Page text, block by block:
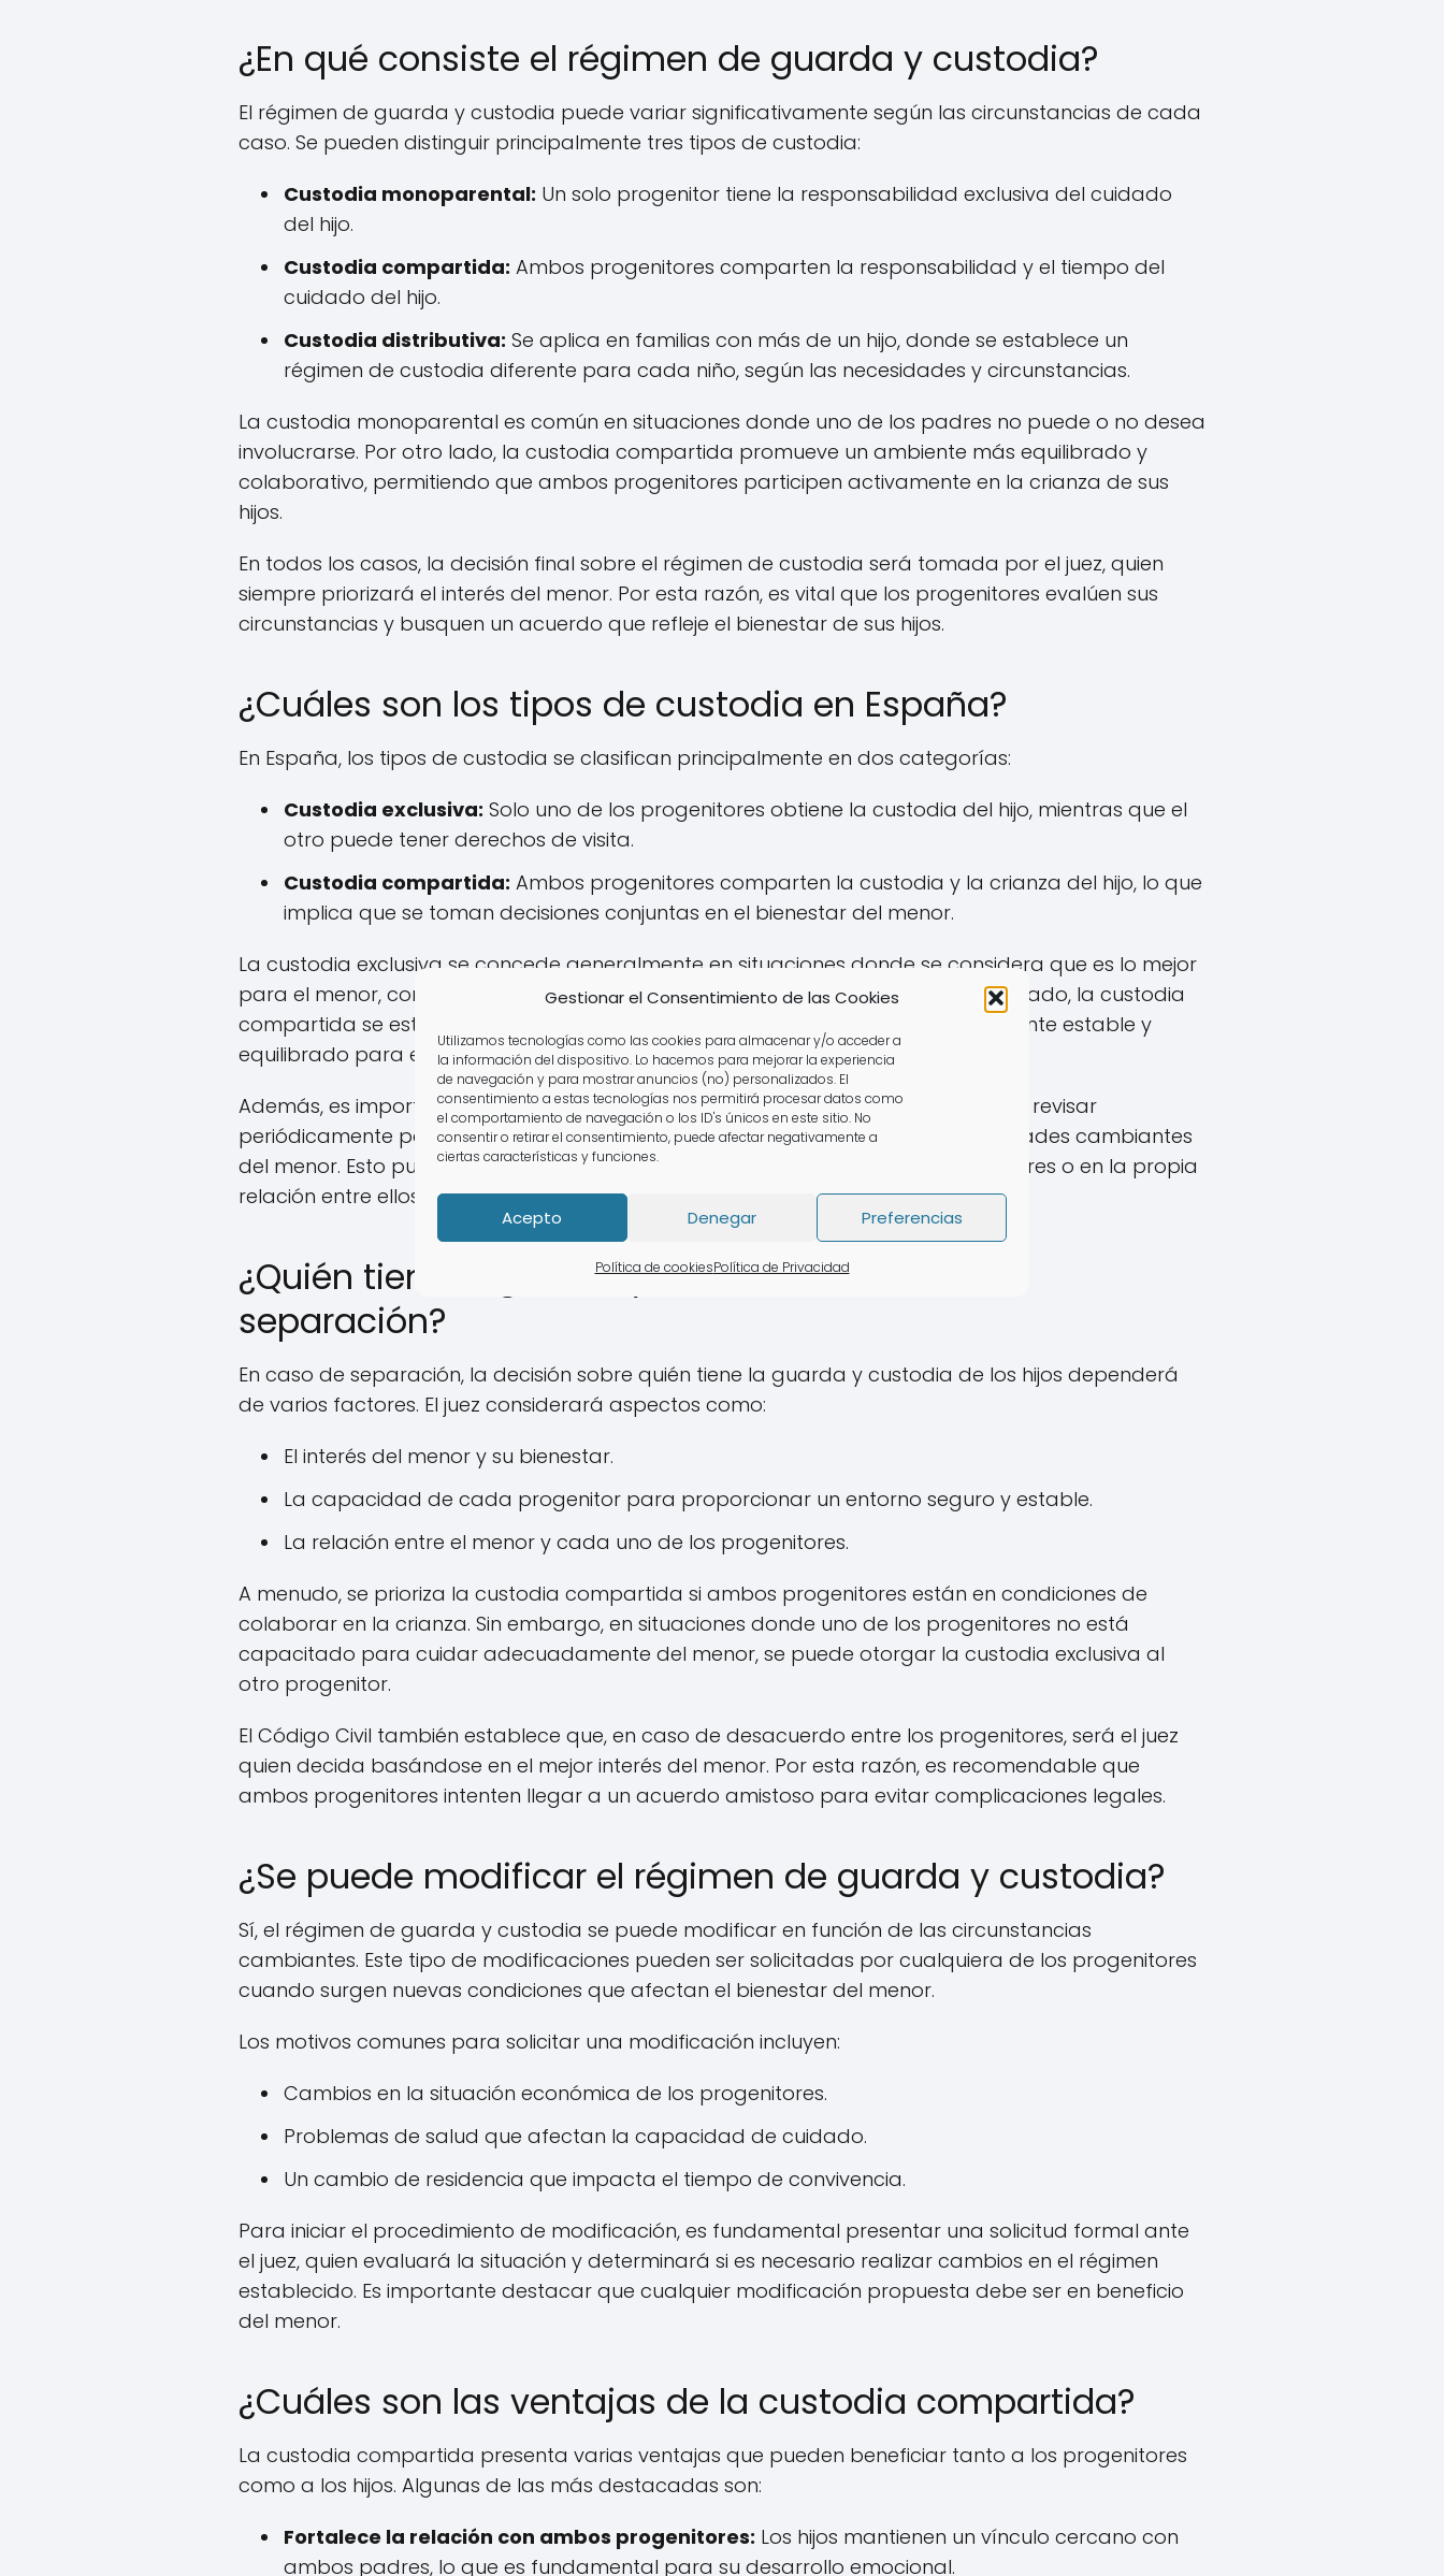
Gestionar el Consentimiento de las Cookies
Utilizamos tecnologías como las cookies para almacenar y/o acceder a
la información del dispositivo. Lo hacemos para mejorar la experiencia
de navegación y para mostrar anuncios (no) personalizados. El
consentimiento a estas tecnologías nos permitirá procesar datos como
el comportamiento de navegación o los ID's únicos en este sitio. No
consentir o retirar el consentimiento, puede afectar negativamente a
ciertas características y funciones.
Acepto Denegar Preferencias
Política de cookiesPolítica de Privacidad
¿En qué consiste el régimen de guarda y custodia?
El régimen de guarda y custodia puede variar significativamente según las circunstancias de cada
caso. Se pueden distinguir principalmente tres tipos de custodia:
Custodia monoparental: Un solo progenitor tiene la responsabilidad exclusiva del cuidado
del hijo.
Custodia compartida: Ambos progenitores comparten la responsabilidad y el tiempo del
cuidado del hijo.
Custodia distributiva: Se aplica en familias con más de un hijo, donde se establece un
régimen de custodia diferente para cada niño, según las necesidades y circunstancias.
La custodia monoparental es común en situaciones donde uno de los padres no puede o no desea
involucrarse. Por otro lado, la custodia compartida promueve un ambiente más equilibrado y
colaborativo, permitiendo que ambos progenitores participen activamente en la crianza de sus
hijos.
En todos los casos, la decisión final sobre el régimen de custodia será tomada por el juez, quien
siempre priorizará el interés del menor. Por esta razón, es vital que los progenitores evalúen sus
circunstancias y busquen un acuerdo que refleje el bienestar de sus hijos.
¿Cuáles son los tipos de custodia en España?
En España, los tipos de custodia se clasifican principalmente en dos categorías:
Custodia exclusiva: Solo uno de los progenitores obtiene la custodia del hijo, mientras que el
otro puede tener derechos de visita.
Custodia compartida: Ambos progenitores comparten la custodia y la crianza del hijo, lo que
implica que se toman decisiones conjuntas en el bienestar del menor.
La custodia exclusiva se concede generalmente en situaciones donde se considera que es lo mejor
para el menor, como en casos de problemas de salud mental o abuso. Por otro lado, la custodia
compartida se está volviendo cada vez más común, ya que promueve un ambiente estable y
equilibrado para el niño.
Además, es importante mencionar que las decisiones sobre la custodia se deben revisar
periódicamente para asegurarse de que se mantengan conforme a las necesidades cambiantes
del menor. Esto puede incluir cambios en la situación económica de los progenitores o en la propia
relación entre ellos.
¿Quién tiene la guarda y custodia en caso de
separación?
En caso de separación, la decisión sobre quién tiene la guarda y custodia de los hijos dependerá
de varios factores. El juez considerará aspectos como:
El interés del menor y su bienestar.
La capacidad de cada progenitor para proporcionar un entorno seguro y estable.
La relación entre el menor y cada uno de los progenitores.
A menudo, se prioriza la custodia compartida si ambos progenitores están en condiciones de
colaborar en la crianza. Sin embargo, en situaciones donde uno de los progenitores no está
capacitado para cuidar adecuadamente del menor, se puede otorgar la custodia exclusiva al
otro progenitor.
El Código Civil también establece que, en caso de desacuerdo entre los progenitores, será el juez
quien decida basándose en el mejor interés del menor. Por esta razón, es recomendable que
ambos progenitores intenten llegar a un acuerdo amistoso para evitar complicaciones legales.
¿Se puede modificar el régimen de guarda y custodia?
Sí, el régimen de guarda y custodia se puede modificar en función de las circunstancias
cambiantes. Este tipo de modificaciones pueden ser solicitadas por cualquiera de los progenitores
cuando surgen nuevas condiciones que afectan el bienestar del menor.
Los motivos comunes para solicitar una modificación incluyen:
Cambios en la situación económica de los progenitores.
Problemas de salud que afectan la capacidad de cuidado.
Un cambio de residencia que impacta el tiempo de convivencia.
Para iniciar el procedimiento de modificación, es fundamental presentar una solicitud formal ante
el juez, quien evaluará la situación y determinará si es necesario realizar cambios en el régimen
establecido. Es importante destacar que cualquier modificación propuesta debe ser en beneficio
del menor.
¿Cuáles son las ventajas de la custodia compartida?
La custodia compartida presenta varias ventajas que pueden beneficiar tanto a los progenitores
como a los hijos. Algunas de las más destacadas son:
Fortalece la relación con ambos progenitores: Los hijos mantienen un vínculo cercano con
ambos padres, lo que es fundamental para su desarrollo emocional.